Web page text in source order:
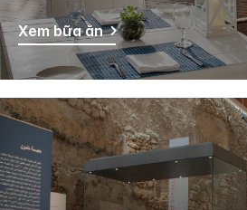
Xem bữa ăn